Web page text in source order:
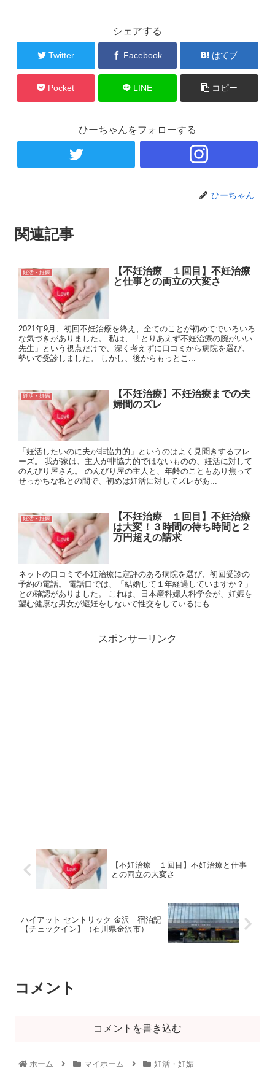
シェアする
Twitter Facebook はてブ
Pocket LINE コピー
ひーちゃんをフォローする
ひーちゃん
関連記事
妊活・妊娠
【不妊治療 １回目】不妊治療
と仕事との両立の大変さ
2021年9月、初回不妊治療を終え、全てのことが初めてでいろいろ
な気づきがありました。 私は、「とりあえず不妊治療の腕がいい
先生」という視点だけで、深く考えずに口コミから病院を選び、
勢いで受診しました。 しかし、後からもっとこ...
妊活・妊娠
【不妊治療】不妊治療までの夫
婦間のズレ
「妊活したいのに夫が非協力的」というのはよく見聞きするフレ
ーズ。 我が家は、主人が非協力的ではないものの、妊活に対して
のんびり屋さん。 のんびり屋の主人と、年齢のこともあり焦って
せっかちな私との間で、初めは妊活に対してズレがあ...
妊活・妊娠
【不妊治療 １回目】不妊治療
は大変！３時間の待ち時間と２
万円超えの請求
ネットの口コミで不妊治療に定評のある病院を選び、初回受診の
予約の電話。 電話口では、「結婚して１年経過していますか？」
との確認がありました。 これは、日本産科婦人科学会が、妊娠を
望む健康な男女が避妊をしないで性交をしているにも...
スポンサーリンク
【不妊治療 １回目】不妊治療と仕事
との両立の大変さ
ハイアット セントリック 金沢 宿泊記
【チェックイン】（石川県金沢市）
コメント
コメントを書き込む
ホーム マイホーム 妊活・妊娠